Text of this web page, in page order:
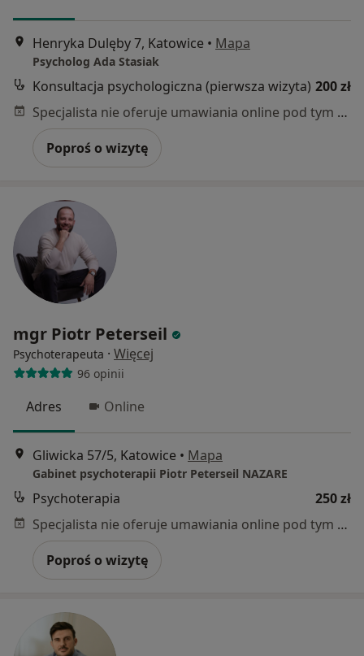
Henryka Dulęby 7, Katowice • Mapa
Psycholog Ada Stasiak
Konsultacja psychologiczna (pierwsza wizyta) 200 zł
Specjalista nie oferuje umawiania online pod tym adresem.
Poproś o wizytę
mgr Piotr Peterseil
Psychoterapeuta · Więcej
96 opinii
Adres Online
Gliwicka 57/5, Katowice • Mapa
Gabinet psychoterapii Piotr Peterseil NAZARE
Psychoterapia
250 zł
Specjalista nie oferuje umawiania online pod tym adresem.
Poproś o wizytę